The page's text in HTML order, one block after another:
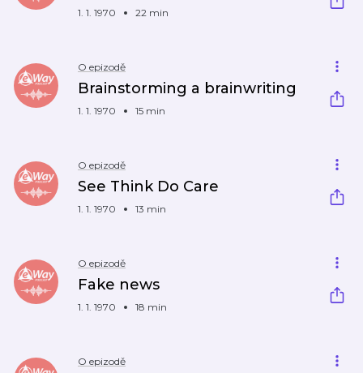
1. 1. 1970 22 min
O epizodě
Brainstorming a brainwriting
1. 1. 1970 15 min
O epizodě
See Think Do Care
1. 1. 1970 13 min
O epizodě
Fake news
1. 1. 1970 18 min
O epizodě